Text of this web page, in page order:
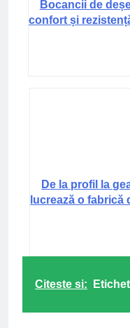
Bocancii de
confort și
De la profil la
lucrează o fabrică
Citeste si: